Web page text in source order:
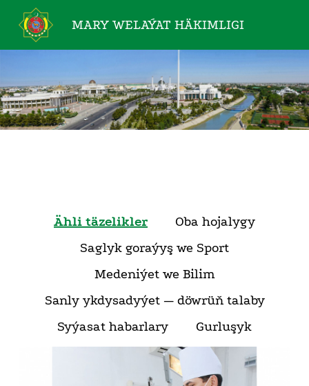
MARY WELAÝAT HÄKIMLIGI
Ähli täzelikler
Oba hojalygy
Saglyk goraýyş we Sport
Medeniýet we Bilim
Sanly ykdysadyýet — döwrüň talaby
Syýasat habarlary
Gurluşyk